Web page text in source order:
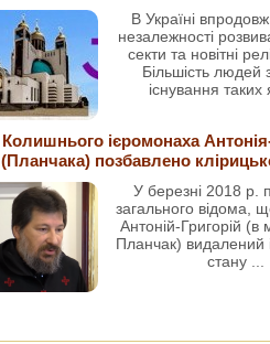
В Україні впродовж
незалежності
секти та новітні
Більшість людей
існування
Колишнього ієромонаха
(Планчака) позбавлено
У березні 2018 р.
загального відома,
Антоній-Григорій
Планчак) видалений
стану